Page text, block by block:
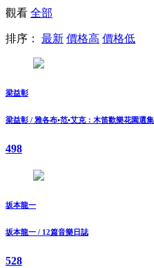
觀看 全部
排序： 最新 價格高 價格低
梁益彰
梁益彰 / 雅各布•范•艾克：木笛歡樂花園選集
498
坂本龍一
坂本龍一 / 12篇音樂日誌
528